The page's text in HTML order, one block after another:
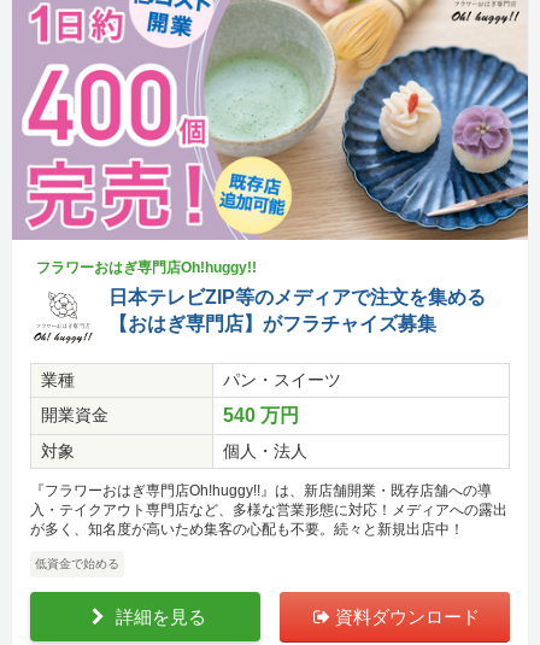
フラワーおはぎ専門店Oh!huggy!!
日本テレビZIP等のメディアで注文を集める
【おはぎ専門店】がフラチャイズ募集
業種
パン・スイーツ
開業資金
540 万円
対象 個人・法人
『フラワーおはぎ専門店Oh!huggy!!』は、新店舗開業・既存店舗への導
入・テイクアウト専門店など、多様な営業形態に対応！メディアへの露出
が多く、知名度が高いため集客の心配も不要。続々と新規出店中！
低資金で始める
詳細を見る 資料ダウンロード